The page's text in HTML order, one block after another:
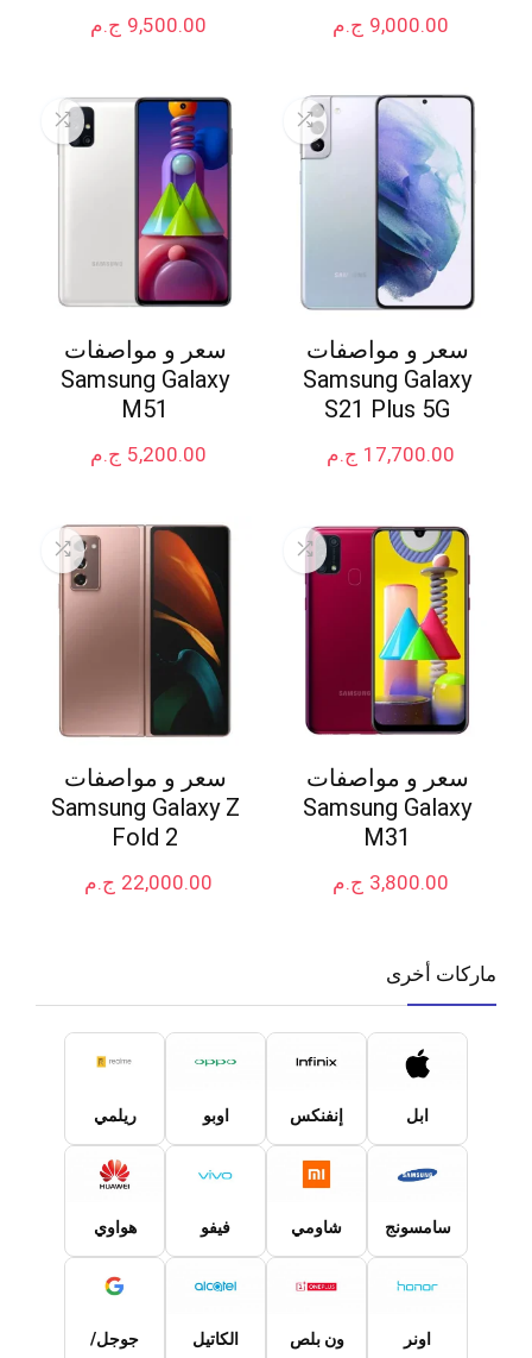
ج.م 9,000.00 ج.م 9,500.00
سعر و مواصفات
Samsung Galaxy
S21 Plus 5G
ج.م 17,700.00
سعر و مواصفات
Samsung Galaxy
M51
ج.م 5,200.00
سعر و مواصفات
Samsung Galaxy
M31
ج.م 3,800.00
سعر و مواصفات
Samsung Galaxy Z
Fold 2
ج.م 22,000.00
ماركات أخرى
ابل إنفنكس اوبو ريلمي
سامسونج شاومي فيفو هواوي
اونر ون بلص الكاتيل
جوجل/